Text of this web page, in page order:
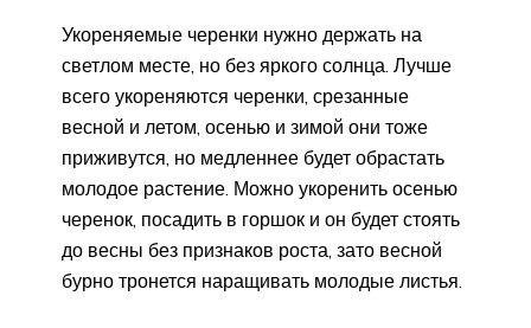
Укореняемые черенки нужно держать на
светлом месте, но без яркого солнца. Лучше
всего укореняются черенки, срезанные
весной и летом, осенью и зимой они тоже
приживутся, но медленнее будет обрастать
молодое растение. Можно укоренить осенью
черенок, посадить в горшок и он будет стоять
до весны без признаков роста, зато весной
бурно тронется наращивать молодые листья.